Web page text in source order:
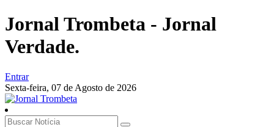
Jornal Trombeta - Jornal
Verdade.
Entrar
Sexta-feira, 07 de Agosto de 2026